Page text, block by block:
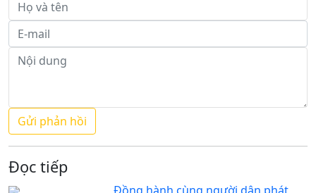
Đọc tiếp